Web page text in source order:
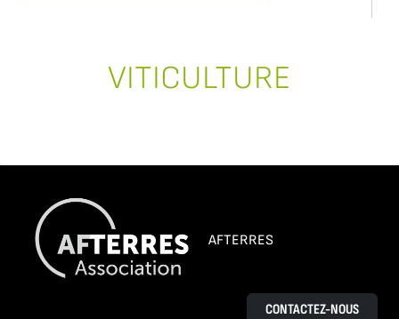
VITICULTURE
AFTERRES
CONTACTEZ-NOUS